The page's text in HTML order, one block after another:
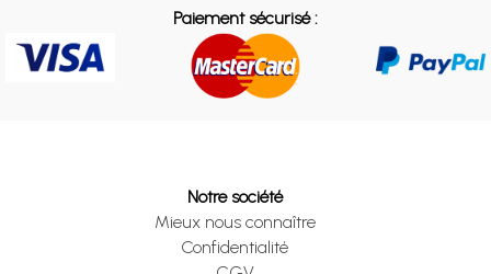
Paiement sécurisé :
Notre société
Mieux nous connaître
Confidentialité